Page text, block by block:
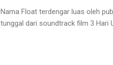
Nama Float terdengar luas oleh
tunggal dari soundtrack film 3 Hari